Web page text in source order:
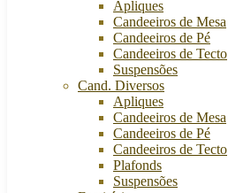
Apliques
Candeeiros de Mesa
Candeeiros de Pé
Candeeiros de Tecto
Suspensões
Cand. Diversos
Apliques
Candeeiros de Mesa
Candeeiros de Pé
Candeeiros de Tecto
Plafonds
Suspensões